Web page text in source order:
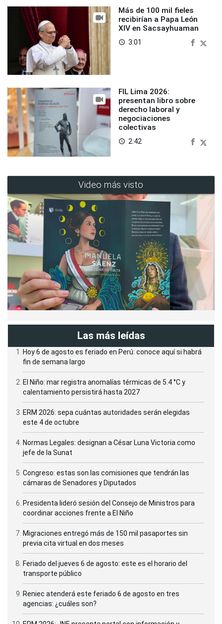
Más de 100 mil fieles
recibirían a Papa León
XIV en Sacsayhuaman
access_time 3:01
FIL Lima 2026:
presentan libro sobre
derecho laboral y
negociaciones
colectivas
access_time 2:42
Video más visto
Las más leídas
Hoy 6 de agosto es feriado en Perú: conoce aquí si habrá
fin de semana largo
El Niño: mar registra anomalías térmicas de 5.4 °C y
calentamiento persistirá hasta 2027
ERM 2026: sepa cuántas autoridades serán elegidas
este 4 de octubre
Normas Legales: designan a César Luna Victoria como
jefe de la Sunat
Congreso: estas son las comisiones que tendrán las
cámaras de Senadores y Diputados
Presidenta lideró sesión del Consejo de Ministros para
coordinar acciones frente a El Niño
Migraciones entregó más de 150 mil pasaportes sin
previa cita virtual en dos meses
Feriado del jueves 6 de agosto: este es el horario del
transporte público
Reniec atenderá este feriado 6 de agosto en tres
agencias: ¿cuáles son?